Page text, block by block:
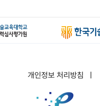
개인정보 처리방침 ㅣ